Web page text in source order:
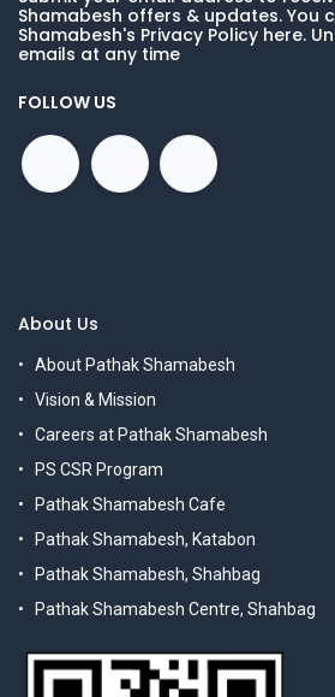
Shamabesh offers & updates. You
Shamabesh's Privacy Policy here.
emails at any time
FOLLOW US
About Us
About Pathak Shamabesh
Vision & Mission
Careers at Pathak Shamabesh
PS CSR Program
Pathak Shamabesh Cafe
Pathak Shamabesh, Katabon
Pathak Shamabesh, Shahbag
Pathak Shamabesh Centre, Shahbag